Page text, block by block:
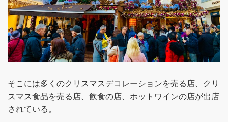
そこには多くのクリスマスデコレーションを売る店、クリ
スマス食品を売る店、飲食の店、ホットワインの店が出店
されている。